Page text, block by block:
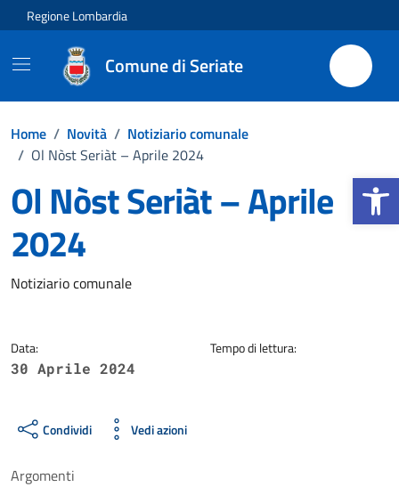
Apri la
Vai ai contenuti
Vai al footer
Regione Lombardia
Comune di Seriate
Home / Novità / Notiziario comunale
/ Ol Nòst Seriàt – Aprile 2024
Ol Nòst Seriàt – Aprile
2024
Dettagli della notizia
Notiziario comunale
Data:
30 Aprile 2024
Tempo di lettura:
Condividi Vedi azioni
Argomenti